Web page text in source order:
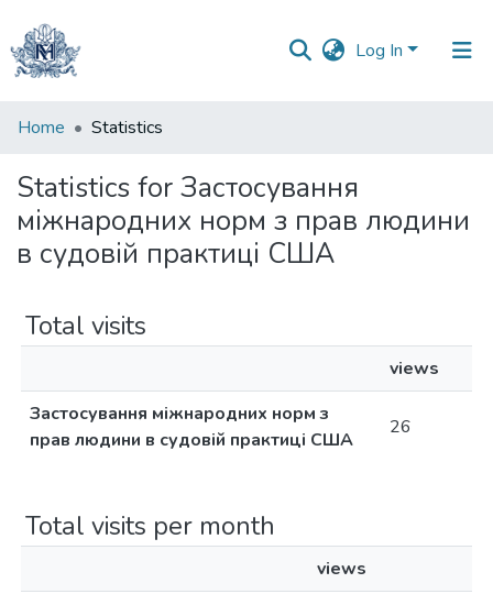
Log In
Communities
Collections
All of DSpace
Home Statistics
Statistics for Застосування
міжнародних норм з прав людини
в судовій практиці США
Total visits
views
Застосування міжнародних норм з
прав людини в судовій практиці США
26
Total visits per month
views